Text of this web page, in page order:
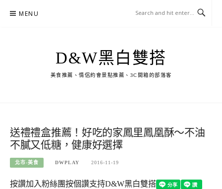
MENU
D&W黑白雙搭
美食推薦、情侶約會景點推薦、3C開箱的部落客
送禮禮盒推薦！好吃的家鳳里鳳凰酥～不油
不膩又低糖，健康好選擇
北市-美食 DWPLAY 2016-11-19
按讚加入粉絲團按個讚支持D&W黑白雙搭